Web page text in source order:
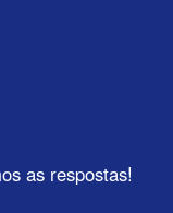
as respostas!